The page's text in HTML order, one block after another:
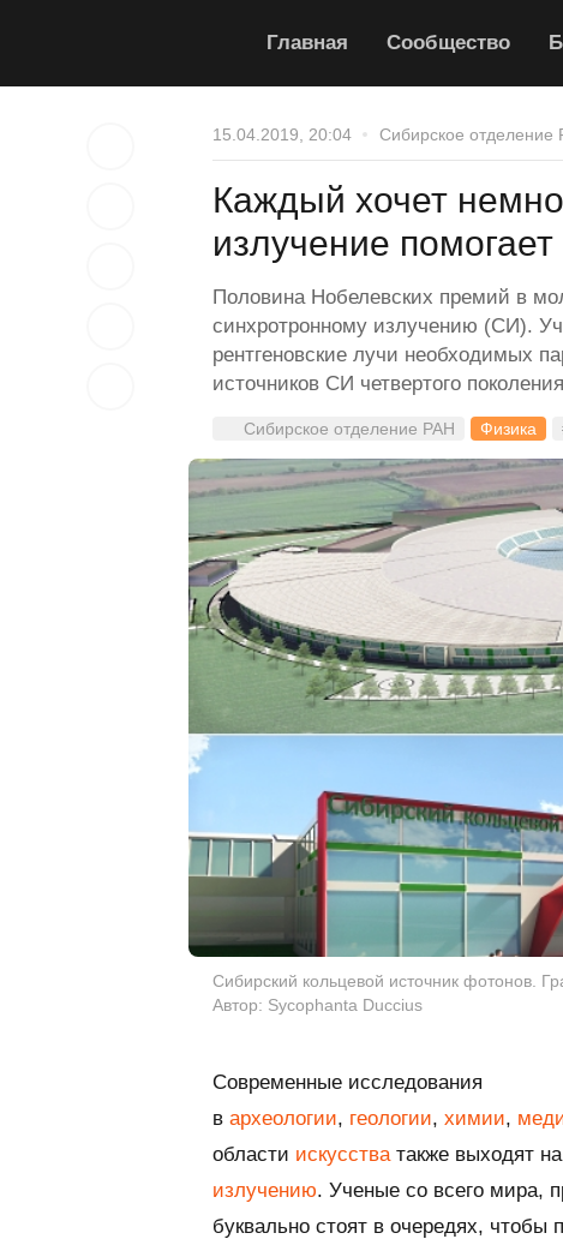
Главная Сообщество
15.04.2019, 20:04 Сибирское отделение
Каждый хочет
излучение помогает
Половина Нобелевских премий в
синхротронному излучению (СИ).
рентгеновские лучи необходимых
источников СИ четвертого
Сибирское отделение РАН Физика
Сибирский кольцевой источник фотонов.
Автор: Sycophanta Duccius
Современные исследования
в археологии, геологии, химии,
области искусства также выходят
излучению. Ученые со всего мира,
буквально стоят в очередях,